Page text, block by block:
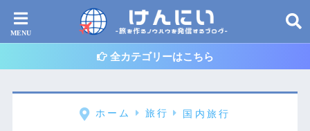
全カテゴリーはこちら
ホーム 旅行 国内旅行